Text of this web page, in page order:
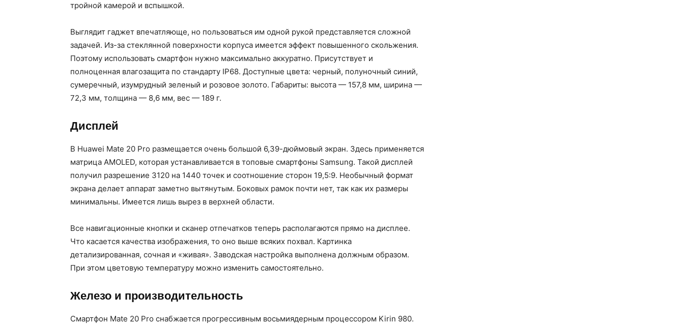
тройной камерой и вспышкой.
Выглядит гаджет впечатляюще, но пользоваться им одной рукой представляется сложной
задачей. Из-за стеклянной поверхности корпуса имеется эффект повышенного скольжения.
Поэтому использовать смартфон нужно максимально аккуратно. Присутствует и
полноценная влагозащита по стандарту IP68. Доступные цвета: черный, полуночный синий,
сумеречный, изумрудный зеленый и розовое золото. Габариты: высота — 157,8 мм, ширина —
72,3 мм, толщина — 8,6 мм, вес — 189 г.
Дисплей
В Huawei Mate 20 Pro размещается очень большой 6,39-дюймовый экран. Здесь применяется
матрица AMOLED, которая устанавливается в топовые смартфоны Samsung. Такой дисплей
получил разрешение 3120 на 1440 точек и соотношение сторон 19,5:9. Необычный формат
экрана делает аппарат заметно вытянутым. Боковых рамок почти нет, так как их размеры
минимальны. Имеется лишь вырез в верхней области.
Все навигационные кнопки и сканер отпечатков теперь располагаются прямо на дисплее.
Что касается качества изображения, то оно выше всяких похвал. Картинка
детализированная, сочная и «живая». Заводская настройка выполнена должным образом.
При этом цветовую температуру можно изменить самостоятельно.
Железо и производительность
Смартфон Mate 20 Pro снабжается прогрессивным восьмиядерным процессором Kirin 980.